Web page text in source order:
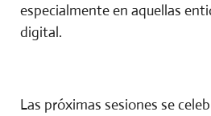
especialmente en aquellas
digital.
Las próximas sesiones se